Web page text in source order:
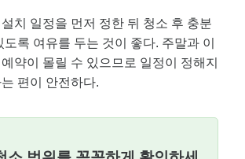
치 일정을 먼저 정한 뒤 청소 후 충분
록 여유를 두는 것이 좋다. 주말과 이
약이 몰릴 수 있으므로 일정이 정해지
편이 안전하다.